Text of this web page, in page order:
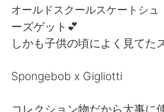
简体中文
オールドスクールスケートシュ
ーズゲット💕
しかも子供の頃によく見てた
Spongebob x Gigliotti
コレクション物だから大事に